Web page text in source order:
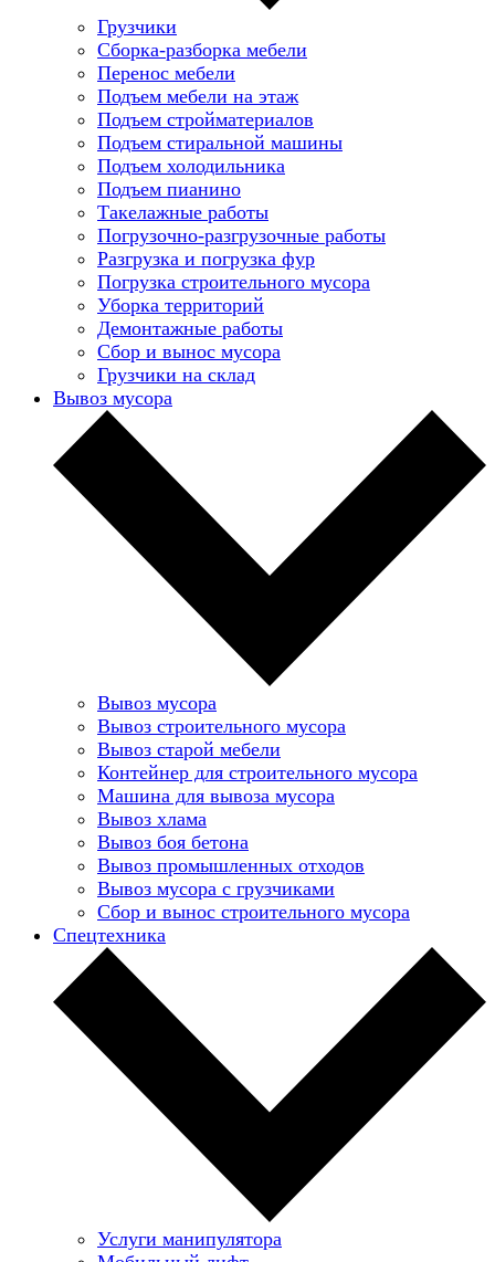
Грузчики
Сборка-разборка мебели
Перенос мебели
Подъем мебели на этаж
Подъем стройматериалов
Подъем стиральной машины
Подъем холодильника
Подъем пианино
Такелажные работы
Погрузочно-разгрузочные работы
Разгрузка и погрузка фур
Погрузка строительного мусора
Уборка территорий
Демонтажные работы
Сбор и вынос мусора
Грузчики на склад
Вывоз мусора
Вывоз мусора
Вывоз строительного мусора
Вывоз старой мебели
Контейнер для строительного мусора
Машина для вывоза мусора
Вывоз хлама
Вывоз боя бетона
Вывоз промышленных отходов
Вывоз мусора с грузчиками
Сбор и вынос строительного мусора
Спецтехника
Услуги манипулятора